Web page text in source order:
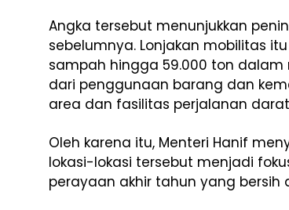
Angka tersebut menunjukkan
sebelumnya. Lonjakan mobilitas itu
sampah hingga 59.000 ton dalam
dari penggunaan barang dan
area dan fasilitas perjalanan darat
Oleh karena itu, Menteri Hanif
lokasi-lokasi tersebut menjadi
perayaan akhir tahun yang bersih